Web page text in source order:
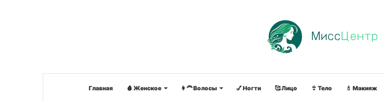
Главная 🩸 Женское 👩‍🦰 Волосы 💅 Ногти 🥰 Лицо 👙 Тело 💄 Макияж